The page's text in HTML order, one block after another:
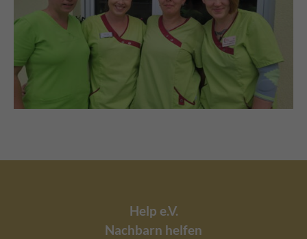
Help e.V.
Nachbarn helfen